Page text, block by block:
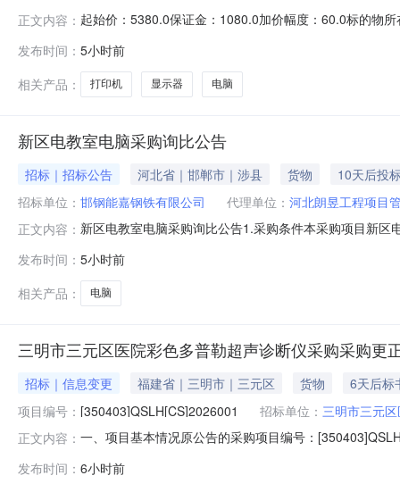
正文内容： 起始价：5380.0保证金：1080.0加价幅度：60.0标的物
京东资产交易平台支付标的物成交总价的5%作为技术服
发布时间： 5小时前
相关产品：
打印机 显示器 电脑
新区电教室电脑采购询比公告
招标｜招标公告 河北省｜邯郸市｜涉县 货物
10天后投
招标单位： 邯钢能嘉钢铁有限公司 代理单位： 河北朗昱工程项目
正文内容： 新区电教室电脑采购询比公告1.采购条件本采购项目新
安装期：7日历天。2.2采购范围：采购主要涉及新区电
民共
发布时间： 5小时前
相关产品：
电脑
三明市三元区医院彩色多普勒超声诊断仪采购采购更
招标｜信息变更 福建省｜三明市｜三元区 货物
6天后标
项目编号： [350403]QSLH[CS]2026001 招标单位： 三明市三元
正文内容： 一、项目基本情况原公告的采购项目编号：
（根据本项目实际情况，填写“采购标的”或“项目概况”
发布时间： 6小时前